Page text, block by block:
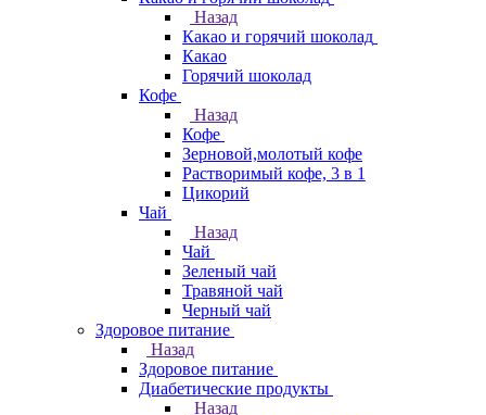
Назад
Какао и горячий шоколад
Какао
Горячий шоколад
Кофе
Назад
Кофе
Зерновой,молотый кофе
Растворимый кофе, 3 в 1
Цикорий
Чай
Назад
Чай
Зеленый чай
Травяной чай
Черный чай
Здоровое питание
Назад
Здоровое питание
Диабетические продукты
Назад